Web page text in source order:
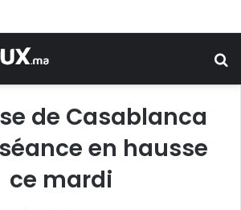
de Casablanca
en hausse
ce mardi